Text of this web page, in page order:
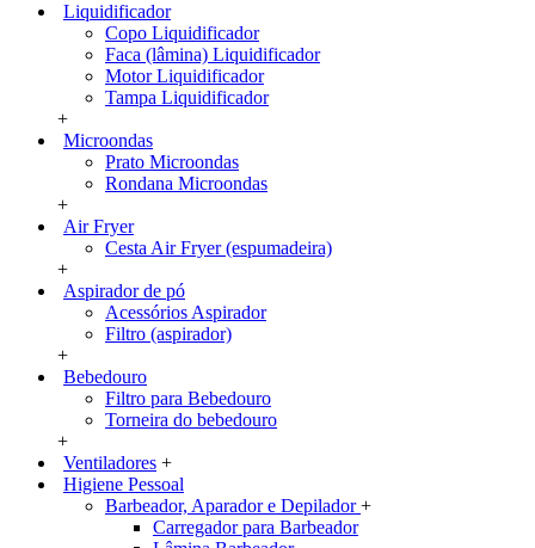
Liquidificador
Copo Liquidificador
Faca (lâmina) Liquidificador
Motor Liquidificador
Tampa Liquidificador
+
Microondas
Prato Microondas
Rondana Microondas
+
Air Fryer
Cesta Air Fryer (espumadeira)
+
Aspirador de pó
Acessórios Aspirador
Filtro (aspirador)
+
Bebedouro
Filtro para Bebedouro
Torneira do bebedouro
+
Ventiladores +
Higiene Pessoal
Barbeador, Aparador e Depilador+
Carregador para Barbeador